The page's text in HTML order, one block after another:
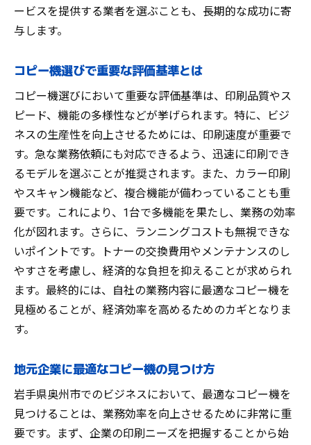
ービスを提供する業者を選ぶことも、長期的な成功に寄
与します。
コピー機選びで重要な評価基準とは
コピー機選びにおいて重要な評価基準は、印刷品質やス
ピード、機能の多様性などが挙げられます。特に、ビジ
ネスの生産性を向上させるためには、印刷速度が重要で
す。急な業務依頼にも対応できるよう、迅速に印刷でき
るモデルを選ぶことが推奨されます。また、カラー印刷
やスキャン機能など、複合機能が備わっていることも重
要です。これにより、1台で多機能を果たし、業務の効率
化が図れます。さらに、ランニングコストも無視できな
いポイントです。トナーの交換費用やメンテナンスのし
やすさを考慮し、経済的な負担を抑えることが求められ
ます。最終的には、自社の業務内容に最適なコピー機を
見極めることが、経済効率を高めるためのカギとなりま
す。
地元企業に最適なコピー機の見つけ方
岩手県奥州市でのビジネスにおいて、最適なコピー機を
見つけることは、業務効率を向上させるために非常に重
要です。まず、企業の印刷ニーズを把握することから始